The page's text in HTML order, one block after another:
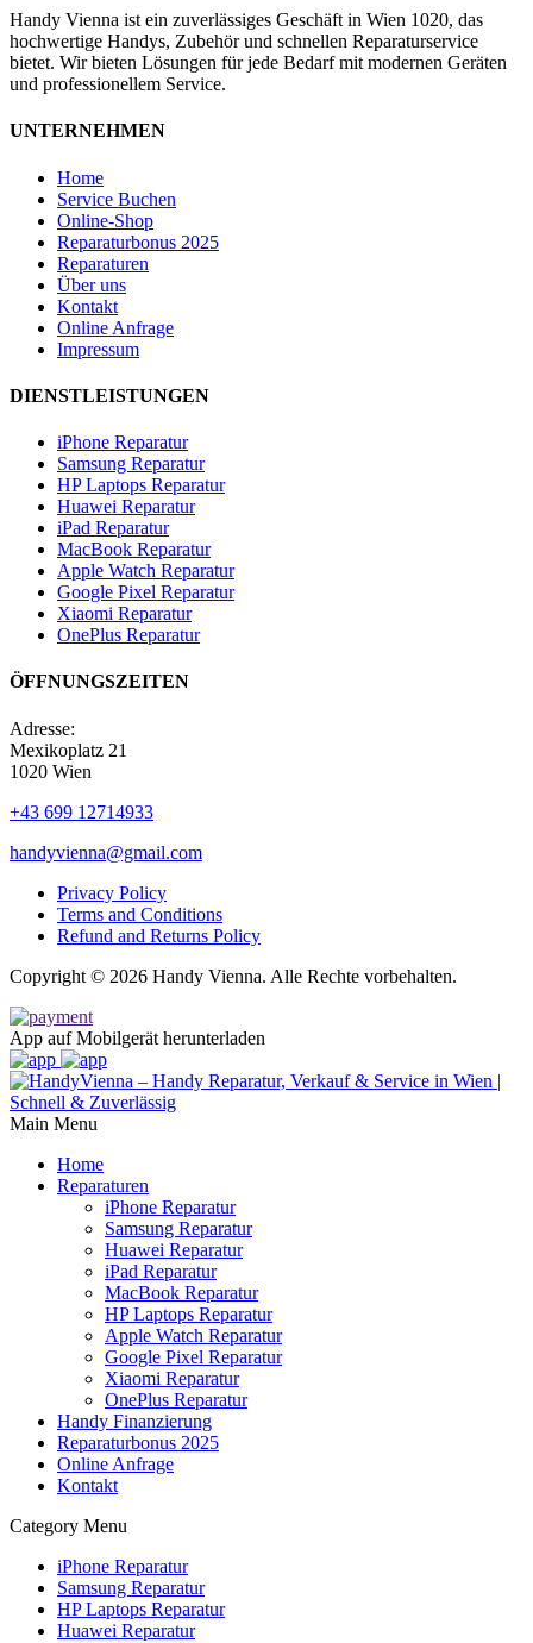
Handy Vienna ist ein zuverlässiges Geschäft in Wien 1020, das
hochwertige Handys, Zubehör und schnellen Reparaturservice
bietet. Wir bieten Lösungen für jede Bedarf mit modernen Geräten
und professionellem Service.
UNTERNEHMEN
Home
Service Buchen
Online-Shop
Reparaturbonus 2025
Reparaturen
Über uns
Kontakt
Online Anfrage
Impressum
DIENSTLEISTUNGEN
iPhone Reparatur
Samsung Reparatur
HP Laptops Reparatur
Huawei Reparatur
iPad Reparatur
MacBook Reparatur
Apple Watch Reparatur
Google Pixel Reparatur
Xiaomi Reparatur
OnePlus Reparatur
ÖFFNUNGSZEITEN
Adresse:
Mexikoplatz 21
1020 Wien
+43 699 12714933
handyvienna@gmail.com
Privacy Policy
Terms and Conditions
Refund and Returns Policy
Copyright © 2026 Handy Vienna. Alle Rechte vorbehalten.
App auf Mobilgerät herunterladen
Main Menu
Home
Reparaturen
iPhone Reparatur
Samsung Reparatur
Huawei Reparatur
iPad Reparatur
MacBook Reparatur
HP Laptops Reparatur
Apple Watch Reparatur
Google Pixel Reparatur
Xiaomi Reparatur
OnePlus Reparatur
Handy Finanzierung
Reparaturbonus 2025
Online Anfrage
Kontakt
Category Menu
iPhone Reparatur
Samsung Reparatur
HP Laptops Reparatur
Huawei Reparatur